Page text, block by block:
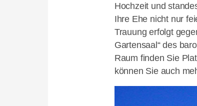
Hochzeit und
Ihre Ehe nicht nur
Trauung erfolgt
Gartensaal“ des
Raum finden Sie
können Sie auch